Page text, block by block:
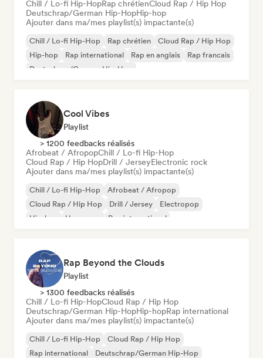
Chill / Lo-fi Hip-HopRap chrétienCloud Rap / Hip Hop
Deutschrap/German Hip-HopHip-hop
Ajouter dans ma/mes playlist(s) impactante(s)
Chill / Lo-fi Hip-Hop Rap chrétien
Cloud Rap / Hip Hop
Hip-hop
Rap international Rap en anglais
Rap francais
Deutschrap/German Hip-Hop
Cool Vibes
Playlist
> 1200 feedbacks réalisés
Afrobeat / AfropopChill / Lo-fi Hip-Hop
Cloud Rap / Hip HopDrill / JerseyElectronic rock
Ajouter dans ma/mes playlist(s) impactante(s)
Chill / Lo-fi Hip-Hop
Afrobeat / Afropop
Cloud Rap / Hip Hop
Drill / Jersey
Electropop
Hip-hop
Hyperpop Rap international
Rap Beyond the Clouds
Playlist
> 1300 feedbacks réalisés
Chill / Lo-fi Hip-HopCloud Rap / Hip Hop
Deutschrap/German Hip-HopHip-hopRap international
Ajouter dans ma/mes playlist(s) impactante(s)
Chill / Lo-fi Hip-Hop
Cloud Rap / Hip Hop
Rap international
Deutschrap/German Hip-Hop